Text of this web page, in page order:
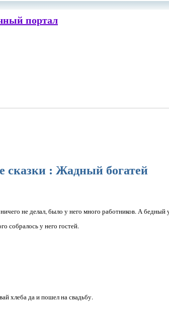
портал
сказки : Жадный богатей
не делал, было у него много работников. А бедный
собралось у него гостей.
хлеба да и пошел на свадьбу.